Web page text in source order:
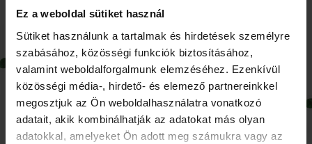
Ez a weboldal sütiket használ
Sütiket használunk a tartalmak és hirdetések személyre
szabásához, közösségi funkciók biztosításához,
valamint weboldalforgalmunk elemzéséhez. Ezenkívül
közösségi média-, hirdető- és elemező partnereinkkel
megosztjuk az Ön weboldalhasználatra vonatkozó
adatait, akik kombinálhatják az adatokat más olyan
adatokkal, amelyeket Ön adott meg számukra vagy az